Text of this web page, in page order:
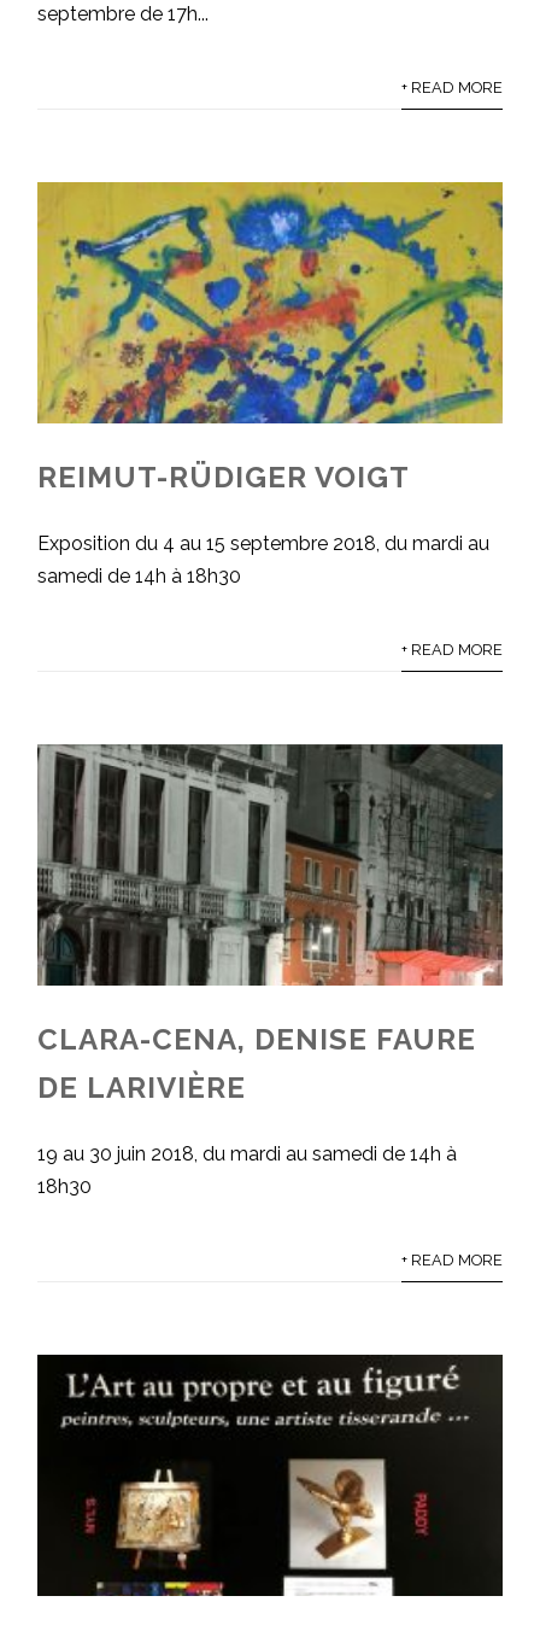
septembre de 17h...
+ READ MORE
REIMUT-RÜDIGER VOIGT
Exposition du 4 au 15 septembre 2018, du mardi au
samedi de 14h à 18h30
+ READ MORE
CLARA-CENA, DENISE FAURE
DE LARIVIÈRE
19 au 30 juin 2018, du mardi au samedi de 14h à
18h30
+ READ MORE